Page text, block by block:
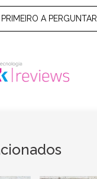
A PERGUNTAR